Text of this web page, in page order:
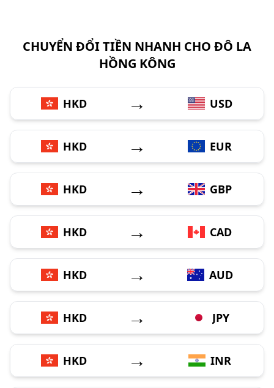
CHUYỂN ĐỔI TIỀN NHANH CHO ĐÔ LA
HỒNG KÔNG
HKD → USD
HKD → EUR
HKD → GBP
HKD → CAD
HKD → AUD
HKD → JPY
HKD → INR